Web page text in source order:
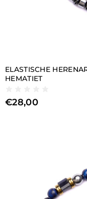
ELASTISCHE
HEMATIET
€28,00